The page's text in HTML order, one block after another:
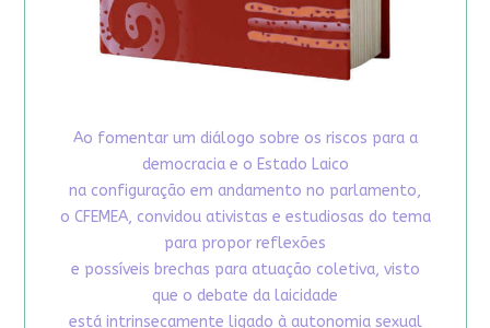
Ao fomentar um diálogo sobre os riscos para a
democracia e o Estado Laico
na configuração em andamento no parlamento,
o CFEMEA, convidou ativistas e estudiosas do tema
para propor reflexões
e possíveis brechas para atuação coletiva, visto
que o debate da laicidade
está intrinsecamente ligado à autonomia sexual